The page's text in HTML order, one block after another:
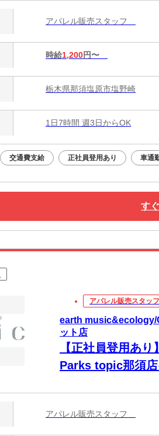
アパレル販売スタッフ
時給1,200円〜
栃木県那須塩原市塩野崎
1日7時間 週3日からOK
交通費支給 正社員登用あり 車通
す
アパレル販売スタッフ
earth music&ecology/
ット店
【正社員登用あ
Parks topic那須店
アパレル販売スタッフ